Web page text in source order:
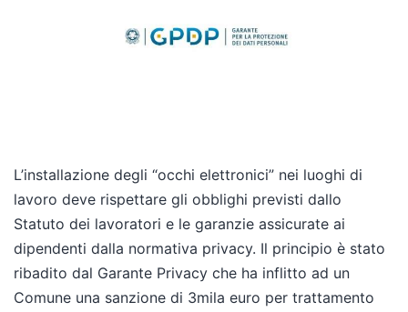
L’installazione degli “occhi elettronici” nei luoghi di
lavoro deve rispettare gli obblighi previsti dallo
Statuto dei lavoratori e le garanzie assicurate ai
dipendenti dalla normativa privacy. Il principio è stato
ribadito dal Garante Privacy che ha inflitto ad un
Comune una sanzione di 3mila euro per trattamento